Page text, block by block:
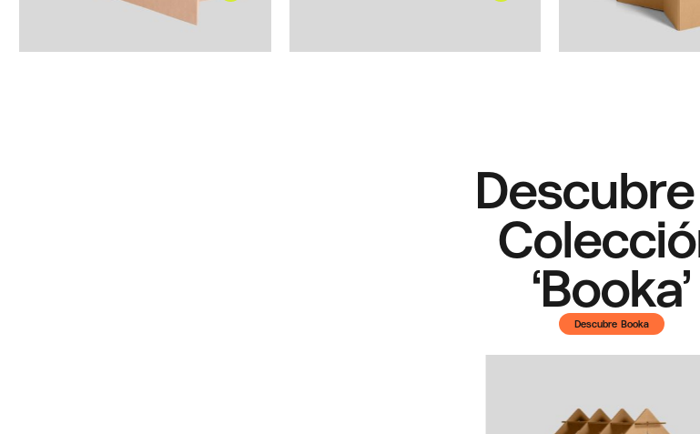
‘Booka’
Descubre Booka